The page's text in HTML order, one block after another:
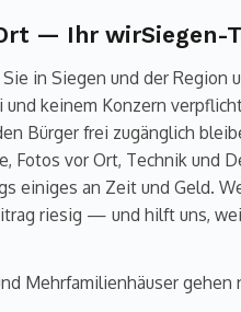
— Ihr wirSiegen-
in Siegen und der
keinem Konzern
Bürger frei zugänglich
Fotos vor Ort, Technik und
einiges an Zeit und Geld.
riesig — und hilft uns,
Mehrfamilienhäuser gehen